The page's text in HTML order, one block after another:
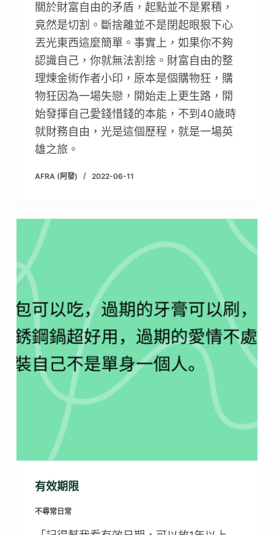
關於財富自由的矛盾，起點並不是累積，
竟然是切割。斷捨離並不是閉起眼狠下心
丟光東西這麼簡單。事實上，如果你不夠
認識自己，你就無法割捨。財富自由的整
理煉金術作者小印，原本是個購物狂，購
物狂因為一場失戀，開始走上更生路，開
始發揮自己愛錢惜錢的本能，不到40歲時
就財務自由，光是這個歷程，就是一場英
雄之旅。
AFRA (阿發) 2022-06-11
有效期限
不尋常日常